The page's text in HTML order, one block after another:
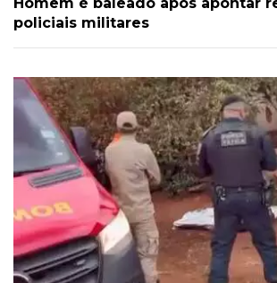
policiais militares